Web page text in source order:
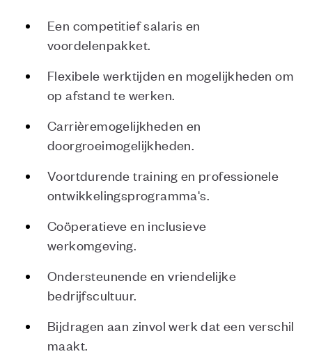
Een competitief salaris en
voordelenpakket.
Flexibele werktijden en mogelijkheden om
op afstand te werken.
Carrièremogelijkheden en
doorgroeimogelijkheden.
Voortdurende training en professionele
ontwikkelingsprogramma's.
Coöperatieve en inclusieve
werkomgeving.
Ondersteunende en vriendelijke
bedrijfscultuur.
Bijdragen aan zinvol werk dat een verschil
maakt.